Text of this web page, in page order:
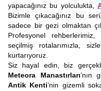
yapacağınız bu yolculukta,
Bizimle çıkacağınız bu
sadece bir gezi olmaktan
Profesyonel
seçilmiş rotalarımızla,
kurtarıyoruz.
Siz hayal edin, biz
Meteora Manastırları’nın
Antik Kenti’nin gizemli